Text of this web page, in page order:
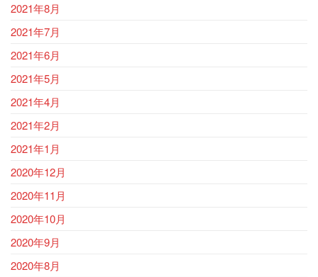
2021年8月
2021年7月
2021年6月
2021年5月
2021年4月
2021年2月
2021年1月
2020年12月
2020年11月
2020年10月
2020年9月
2020年8月